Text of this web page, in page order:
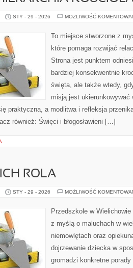
STY - 29 - 2026 MOŻLIWOŚĆ
To miejsce stworzone z
które pomaga rozwijać
Strona jest punktem
bardziej konsekwentnie
święta, ale także wtedy,
misją jest ukierunkowywać
praktyczna, a modlitwa i refleksja
również: Święci i błogosławieni […]
ROLA
STY - 29 - 2026 MOŻLIWOŚĆ
Przedszkole w
z myślą o maluchach w
niemowlętach oraz
dojrzewanie dziecka w
gromadzi konkretne